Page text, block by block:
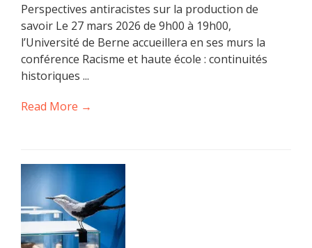
Perspectives antiracistes sur la production de
savoir Le 27 mars 2026 de 9h00 à 19h00,
l’Université de Berne accueillera en ses murs la
conférence Racisme et haute école : continuités
historiques ...
Read More →